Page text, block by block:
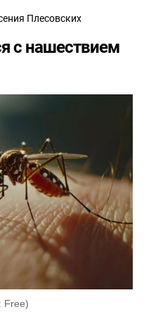
Плесовских
с нашествием
Free)